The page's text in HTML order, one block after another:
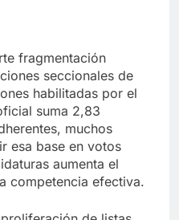
fragmentación
seccionales de
habilitadas por el
suma 2,83
muchos
esa base en votos
aumenta el
competencia efectiva.